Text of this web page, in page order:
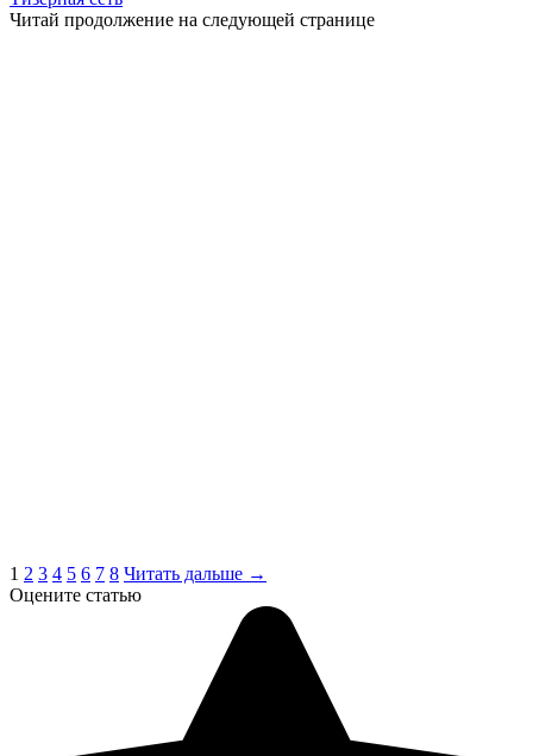
Читай продолжение на следующей странице
1 2 3 4 5 6 7 8 Читать дальше →
Оцените статью